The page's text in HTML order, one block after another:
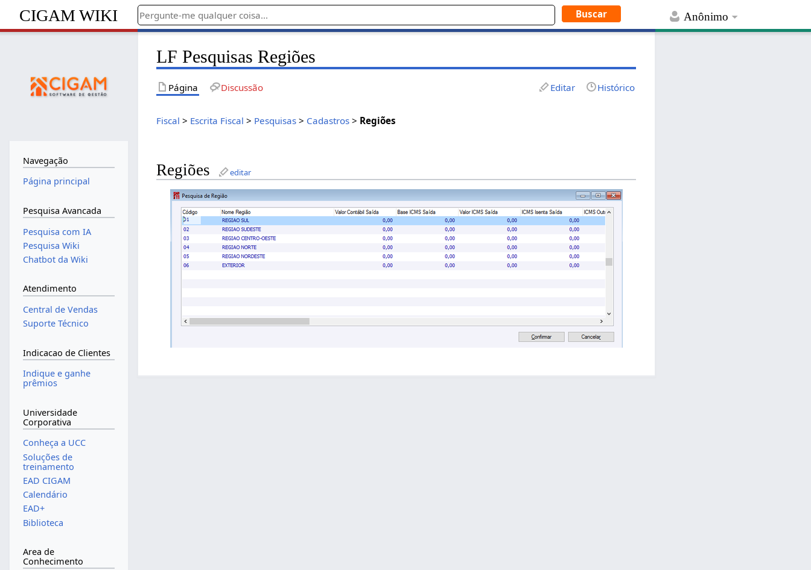
Anônimo
CIGAM WIKI
LF Pesquisas Regiões
Página Discussão Editar Histórico
Fiscal > Escrita Fiscal > Pesquisas > Cadastros > Regiões
Regiões editar
Navegação
Página principal
Pesquisa Avancada
Pesquisa com IA
Pesquisa Wiki
Chatbot da Wiki
Atendimento
Central de Vendas
Suporte Técnico
Indicacao de Clientes
Indique e ganhe
prêmios
Universidade
Corporativa
Conheça a UCC
Soluções de
treinamento
EAD CIGAM
Calendário
EAD+
Biblioteca
Area de
Conhecimento